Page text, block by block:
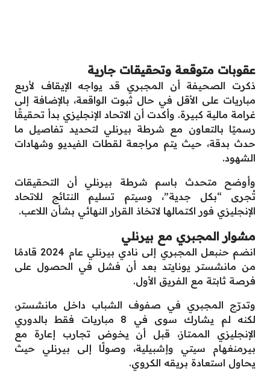
عقوبات متوقعة وتحقيقات جارية
ذكرت الصحيفة أن المجبري قد يواجه الإيقاف لأربع
مباريات على الأقل في حال ثبوت الواقعة، بالإضافة إلى
غرامة مالية كبيرة. وأكدت أن الاتحاد الإنجليزي بدأ تحقيقًا
رسميًا بالتعاون مع شرطة بيرنلي لتحديد تفاصيل ما
حدث بدقة، حيث يتم مراجعة لقطات الفيديو وشهادات
الشهود.
وأوضح متحدث باسم شرطة بيرنلي أن التحقيقات
تُجرى “بكل جدية”، وسيتم تسليم النتائج للاتحاد
الإنجليزي فور اكتمالها لاتخاذ القرار النهائي بشأن اللاعب.
مشوار المجبري مع بيرنلي
انضم حنبعل المجبري إلى نادي بيرنلي عام 2024 قادمًا
من مانشستر يونايتد بعد أن فشل في الحصول على
فرصة ثابتة مع الفريق الأول.
وتدرّج المجبري في صفوف الشباب داخل مانشستر،
لكنه لم يشارك سوى في 8 مباريات فقط بالدوري
الإنجليزي الممتاز، قبل أن يخوض تجارب إعارة مع
بيرمنغهام سيتي وإشبيلية، وصولًا إلى بيرنلي حيث
يحاول استعادة بريقه الكروي.